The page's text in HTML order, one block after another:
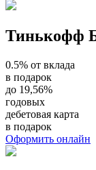
Тинькофф
0.5% от вклада
в подарок
до 19,56%
годовых
дебетовая карта
в подарок
Оформить онлайн